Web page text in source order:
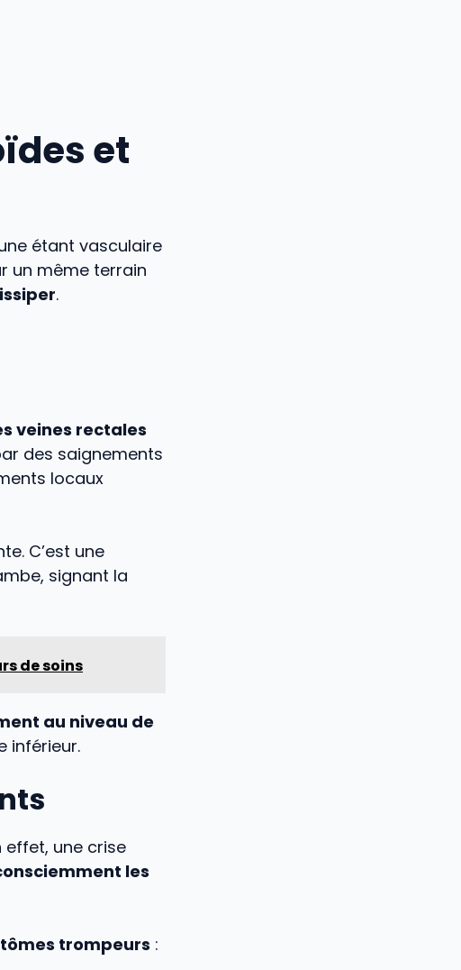
et
étant vasculaire
un même terrain
.
veines rectales
des saignements
locaux
C’est une
signant la
de soins
au niveau de
inférieur.
effet, une crise
les
trompeurs :